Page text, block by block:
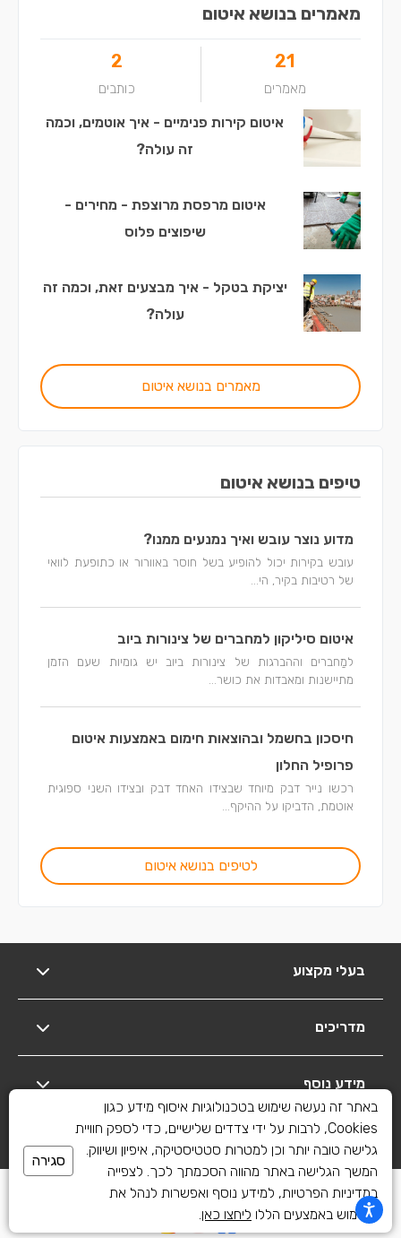
מאמרים בנושא איטום
21
מאמרים
2
כותבים
איטום קירות פנימיים - איך אוטמים, וכמה
זה עולה?
איטום מרפסת מרוצפת - מחירים -
שיפוצים פלוס
יציקת בטקל - איך מבצעים זאת, וכמה זה
עולה?
מאמרים בנושא איטום
טיפים בנושא איטום
מדוע נוצר עובש ואיך נמנעים ממנו?
עובש בקירות יכול להופיע בשל חוסר באוורור או כתופעת לוואי
של רטיבות בקיר, הי...
איטום סיליקון למחברים של צינורות ביוב
למַחברים וההברגות של צינורות ביוב יש גומיות שעם הזמן
מתיישנות ומאבדות את כושר...
חיסכון בחשמל ובהוצאות חימום באמצעות איטום
פרופיל החלון
רכשו נייר דבק מיוחד שבצידו האחד דבק ובצידו השני ספוגית
אוטמת, הדביקו על ההיקף...
לטיפים בנושא איטום
בעלי מקצוע
מדריכים
מידע נוסף
יצירת קשר
כל הזכויות שמורות לשיפוצים פלוס 2010-2026
באתר זה נעשה שימוש בטכנולוגיות איסוף מידע כגון
Cookies, לרבות על ידי צדדים שלישיים, כדי לספק חוויית
גלישה טובה יותר וכן למטרות סטטיסטיקה, איפיון ושיווק.
המשך הגלישה באתר מהווה הסכמתך לכך. לצפייה
במדיניות הפרטיות, למידע נוסף ואפשרות לנהל את
השימוש באמצעים הללו ליחצו כאן.
סגירה